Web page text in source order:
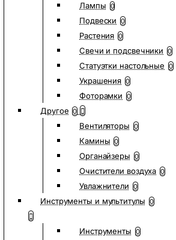
Лампы 0
Подвески 0
Растения 0
Свечи и подсвечники 0
Статуэтки настольные 0
Украшения 0
Фоторамки 0
Другое 0
Вентиляторы 0
Камины 0
Органайзеры 0
Очистители воздуха 0
Увлажнители 0
Инструменты и мультитулы 0
Инструменты 0